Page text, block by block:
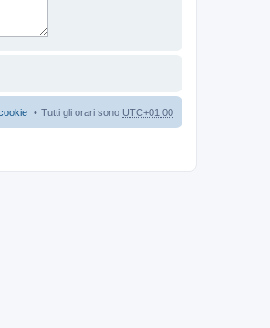
Tutti gli orari sono UTC+01:00